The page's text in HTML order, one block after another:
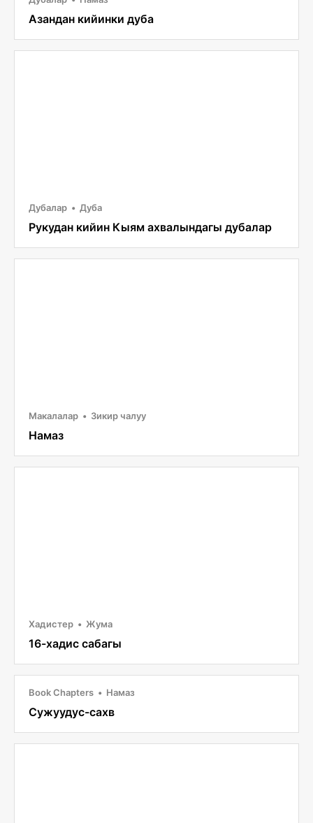
Азандан кийинки дуба
Дубалар Дуба
Рукудан кийин Кыям ахвалындагы дубалар
Макалалар Зикир чалуу
Намаз
Хадистер Жума
16-хадис сабагы
Book Chapters Намаз
Сужуудус-сахв